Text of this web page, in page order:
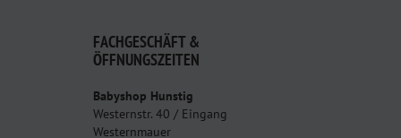
FACHGESCHÄFT &
ÖFFNUNGSZEITEN
Babyshop Hunstig
Westernstr. 40 / Eingang
Westernmauer